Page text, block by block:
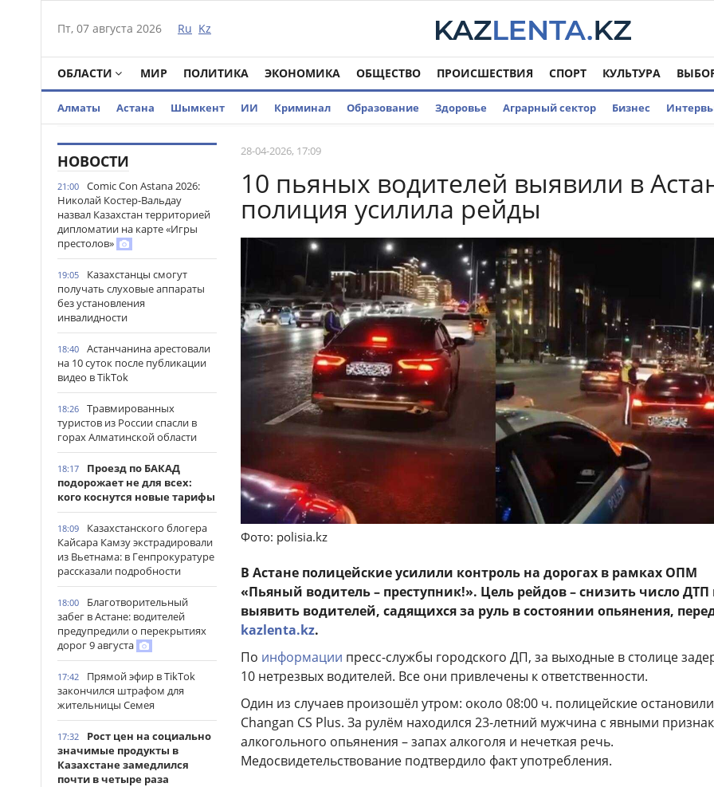
Пт, 07 августа 2026 Ru Kz
ОБЛАСТИ МИР ПОЛИТИКА ЭКОНОМИКА ОБЩЕСТВО ПРОИСШЕСТВИЯ СПОРТ КУЛЬТУРА
Алматы Астана Шымкент ИИ Криминал Образование Здоровье Аграрный сектор Бизнес
НОВОСТИ
21:00
Comic Con Astana 2026:
Николай Костер-Вальдау
назвал Казахстан территорией
дипломатии на карте «Игры
престолов»
19:05
Казахстанцы смогут
получать слуховые аппараты
без установления
инвалидности
18:40
Астанчанина арестовали
на 10 суток после публикации
видео в TikTok
18:26
Травмированных
туристов из России спасли в
горах Алматинской области
18:17
Проезд по БАКАД
подорожает не для всех:
кого коснутся новые тарифы
18:09
Казахстанского блогера
Кайсара Камзу экстрадировали
из Вьетнама: в Генпрокуратуре
рассказали подробности
18:00
Благотворительный
забег в Астане: водителей
предупредили о перекрытиях
дорог 9 августа
17:42
Прямой эфир в TikTok
закончился штрафом для
жительницы Семея
17:32
Рост цен на социально
значимые продукты в
Казахстане замедлился
почти в четыре раза
28-04-2026, 17:09
10 пьяных водителей выявили в
полиция усилила рейды
Фото: polisia.kz
В Астане полицейские усилили контроль на дорогах в рамках ОПМ
«Пьяный водитель – преступник!». Цель рейдов – снизить число ДТП
выявить водителей, садящихся за руль в состоянии опьянения,
kazlenta.kz.
По информации пресс-службы городского ДП, за выходные в столице
10 нетрезвых водителей. Все они привлечены к ответственности.
Один из случаев произошёл утром: около 08:00 ч. полицейские остановили
Changan CS Plus. За рулём находился 23-летний мужчина с явными
алкогольного опьянения – запах алкоголя и нечеткая речь.
Медосвидетельствование подтвердило факт употребления.